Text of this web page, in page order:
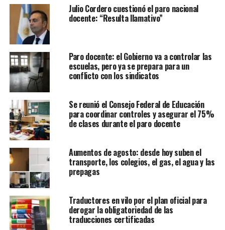
Julio Cordero cuestionó el paro nacional
docente: “Resulta llamativo”
Paro docente: el Gobierno va a controlar las
escuelas, pero ya se prepara para un
conflicto con los sindicatos
Se reunió el Consejo Federal de Educación
para coordinar controles y asegurar el 75%
de clases durante el paro docente
Aumentos de agosto: desde hoy suben el
transporte, los colegios, el gas, el agua y las
prepagas
Traductores en vilo por el plan oficial para
derogar la obligatoriedad de las
traducciones certificadas